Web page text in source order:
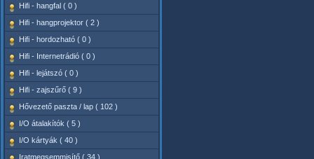
Hifi - hangfal ( 0 )
Hifi - hangprojektor ( 2 )
Hifi - hordozható ( 0 )
Hifi - Internetrádió ( 0 )
Hifi - lejátszó ( 0 )
Hifi - zajszűrő ( 9 )
Hővezető paszta / lap ( 102 )
I/O átalakítók ( 5 )
I/O kártyák ( 40 )
Iratmegsemmisítő ( 34 )